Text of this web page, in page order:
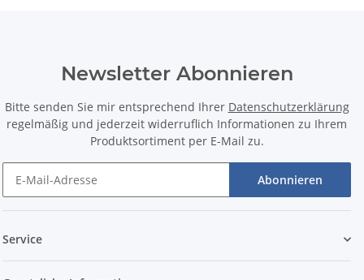
Newsletter Abonnieren
Bitte senden Sie mir entsprechend Ihrer Datenschutzerklärung
regelmäßig und jederzeit widerruflich Informationen zu Ihrem
Produktsortiment per E-Mail zu.
Abonnieren
Service